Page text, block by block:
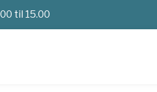
til 15.00